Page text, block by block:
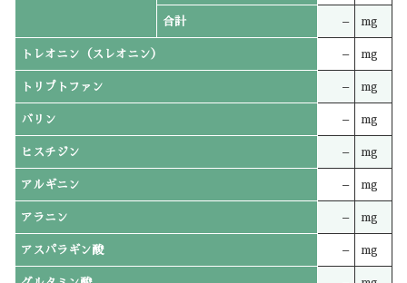
合計 – mg
トレオニン（スレオニン） – mg
トリプトファン – mg
バリン – mg
ヒスチジン – mg
アルギニン – mg
アラニン – mg
アスパラギン酸 – mg